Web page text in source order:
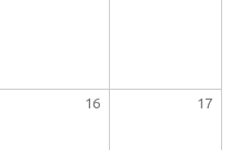
16 17